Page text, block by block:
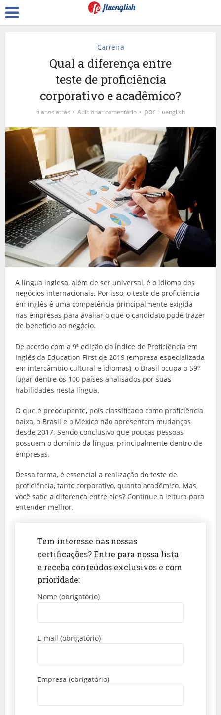
Carreira
Qual a diferença entre
teste de proficiência
corporativo e acadêmico?
6 anos atrás Adicionar comentário por Fluenglish
A língua inglesa, além de ser universal, é o idioma dos
negócios internacionais. Por isso, o teste de proficiência
em inglês é uma competência principalmente exigida
nas empresas para avaliar o que o candidato pode trazer
de benefício ao negócio.
De acordo com a 9ª edição do Índice de Proficiência em
Inglês da Education First de 2019 (empresa especializada
em intercâmbio cultural e idiomas), o Brasil ocupa o 59º
lugar dentre os 100 países analisados por suas
habilidades nesta língua.
O que é preocupante, pois classificado como proficiência
baixa, o Brasil e o México não apresentam mudanças
desde 2017. Sendo conclusivo que poucas pessoas
possuem o domínio da língua, principalmente dentro de
empresas.
Dessa forma, é essencial a realização do teste de
proficiência, tanto corporativo, quanto acadêmico. Mas,
você sabe a diferença entre eles? Continue a leitura para
entender melhor.
Tem interesse nas nossas
certificações? Entre para nossa lista
e receba conteúdos exclusivos e com
prioridade:
Nome (obrigatório)
E-mail (obrigatório)
Empresa (obrigatório)